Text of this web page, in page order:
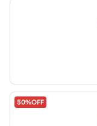
50%OFF